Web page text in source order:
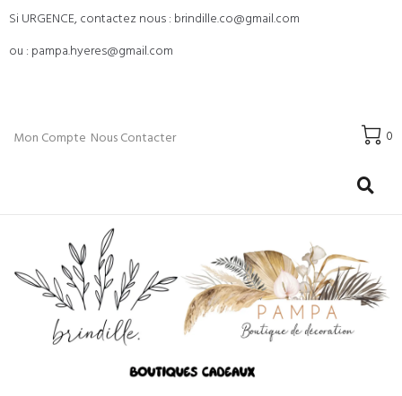
Si URGENCE, contactez nous : brindille.co@gmail.com
ou : pampa.hyeres@gmail.com
Mon Compte Nous Contacter 0